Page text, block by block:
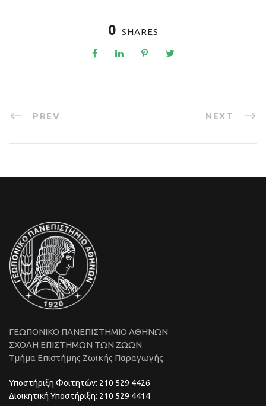
0 SHARES
PREV NEXT
ΓΕΩΠΟΝΙΚΟ ΠΑΝΕΠΙΣΤΗΜΙΟ ΑΘΗΝΩΝ
ΣΧΟΛΗ ΕΠΙΣΤΗΜΩΝ ΤΩΝ ΖΩΩΝ
Τμήμα Επιστήμης Ζωικής Παραγωγής
Υποστήριξη Φοιτητών: 210 529 4426
Διοικητική Υποστήριξη: 210 529 4414